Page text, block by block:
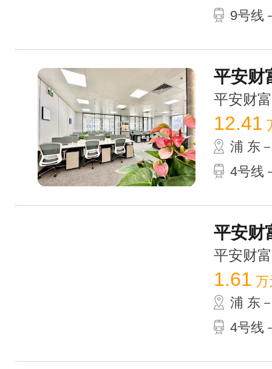
9号线
平安财
平安财
12.41
浦 东
4号线
平安财
平安财
1.61 万
浦 东
4号线